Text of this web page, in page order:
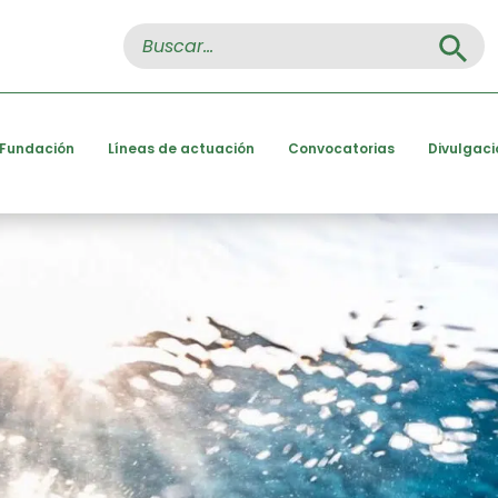
Search
for:
Search Button
Líneas de actuación Convocatorias